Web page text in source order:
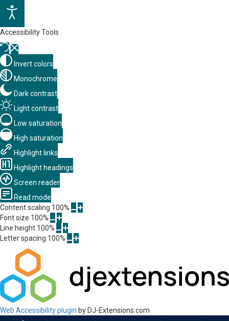
Accessibility Tools
Invert colors
Monochrome
Dark contrast
Light contrast
Low saturation
High saturation
Highlight links
Highlight headings
Screen reader
Read mode
Content scaling 100%
Font size 100%
Line height 100%
Letter spacing 100%
Web Accessibility plugin by DJ-Extensions.com